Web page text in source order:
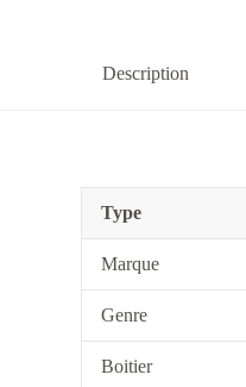
Description
Type
Marque
Genre
Boitier